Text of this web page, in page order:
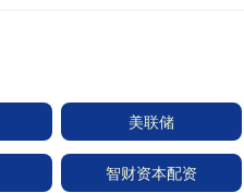
美联储
智财资本配资